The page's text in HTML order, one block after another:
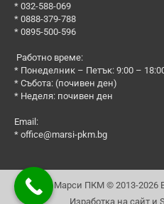
* 032-588-069
* 0888-379-788
* 0895-500-596
Работно време:
* Понеделник – Петък: 9:00 –
* Събота: (почивен ден)
* Неделя: почивен ден
Email:
* office@marsi-pkm.bg
Марси ПКМ © 2013-2026
Изработка на сайт и